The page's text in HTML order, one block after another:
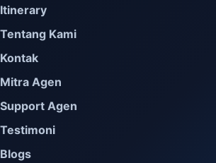
Itinerary
Tentang Kami
Kontak
Mitra Agen
Support Agen
Testimoni
Blogs